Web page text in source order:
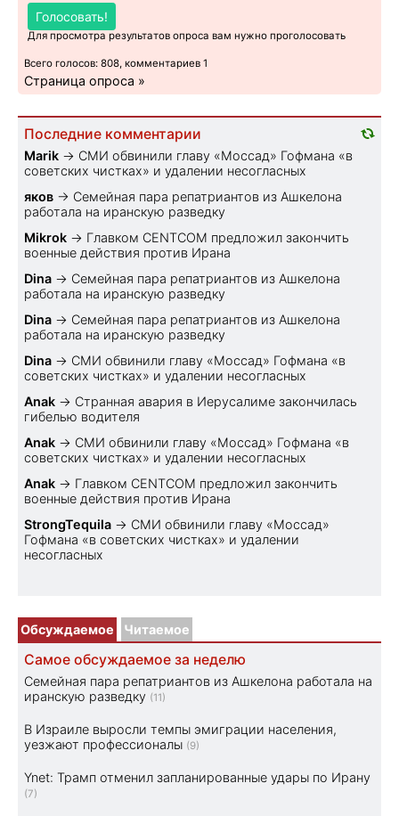
Голосовать!
Для просмотра результатов опроса вам нужно проголосовать
Всего голосов: 808, комментариев 1
Страница опроса »
Последние комментарии
Marik → СМИ обвинили главу «Моссад» Гофмана «в
советских чистках» и удалении несогласных
яков → Семейная пара репатриантов из Ашкелона
работала на иранскую разведку
Mikrok → Главком CENTCOM предложил закончить
военные действия против Ирана
Dina → Семейная пара репатриантов из Ашкелона
работала на иранскую разведку
Dina → Семейная пара репатриантов из Ашкелона
работала на иранскую разведку
Dina → СМИ обвинили главу «Моссад» Гофмана «в
советских чистках» и удалении несогласных
Anak → Странная авария в Иерусалиме закончилась
гибелью водителя
Anak → СМИ обвинили главу «Моссад» Гофмана «в
советских чистках» и удалении несогласных
Anak → Главком CENTCOM предложил закончить
военные действия против Ирана
StrongTequila → СМИ обвинили главу «Моссад»
Гофмана «в советских чистках» и удалении
несогласных
Обсуждаемое Читаемое
Самое обсуждаемое за неделю
Семейная пара репатриантов из Ашкелона работала на
иранскую разведку (11)
В Израиле выросли темпы эмиграции населения,
уезжают профессионалы (9)
Ynet: Трамп отменил запланированные удары по Ирану
(7)